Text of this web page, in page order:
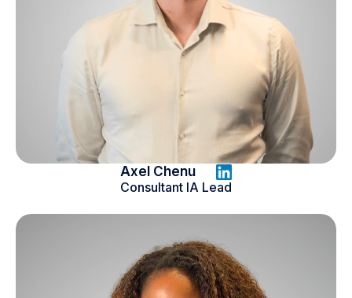
Axel Chenu
Consultant IA Lead